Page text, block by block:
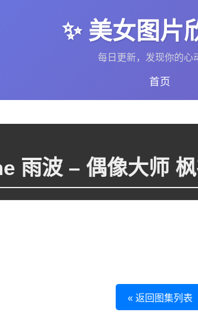
✨ 美女图片
每日更新，发现你的心
首页
雨波 – 偶像大师
« 返回图集列表